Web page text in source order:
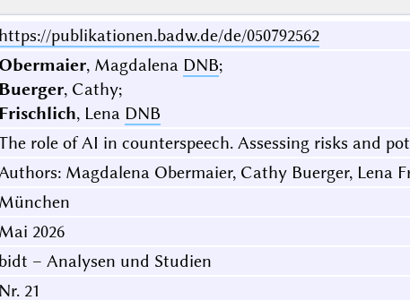
https://publikationen.badw.de/de/050792562
Obermaier, Magdalena DNB;
Buerger, Cathy;
Frischlich, Lena DNB
role of AI in counterspeech. Assessing risks and
Magdalena Obermaier, Cathy Buerger, Lena
München
Mai 2026
bidt – Analysen und Studien
Nr. 21